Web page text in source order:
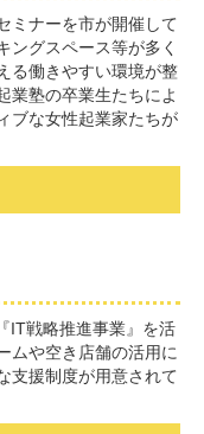
ミナーを市が開催して
ングスペース等が多く
る働きやすい環境が整
業塾の卒業生たちによ
ブな女性起業家たちが
IT戦略推進事業』を活
ムや空き店舗の活用に
支援制度が用意されて